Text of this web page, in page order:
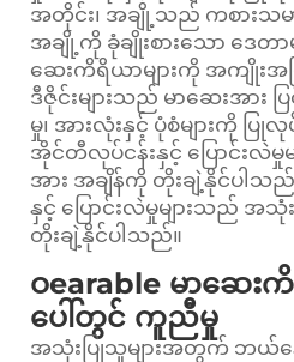
အတိုင်း၊ အချို့သည် ကစားသမာ
အချို့ကို ခုံချိုးစားသော ဒေတာမျ
ဆေးကိရိယာများကို အကျိုးအ
ဒီဇိုင်းများသည် မာဆေးအာ
မှု၊ အားလုံးနှင့် ပုံစံများကို ပြု
အိုင်တီလုပ်ငန်းနှင့် ပြောင်းလဲမှု
အား အချိန်ကို တိုးချဲ့နိုင်ပါသ
နှင့် ပြောင်းလဲမှုများသည် အသုံ
တိုးချဲ့နိုင်ပါသည်။
ဝearable မာဆေးကိ
ပေါ်တွင် ကူညီမှု
အသုံးပြုသူများအတွက် ဘယ်နေ